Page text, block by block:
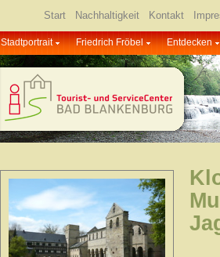
Start Nachhaltigkeit Kontakt
Stadtportrait Friedrich Fröbel Entdecken